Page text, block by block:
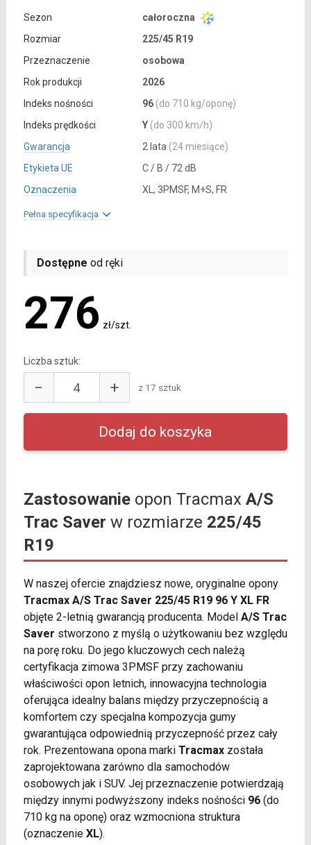
Sezon
całoroczna
Rozmiar
225/45 R19
Przeznaczenie
osobowa
Rok produkcji
2026
Indeks nośności
96 (do 710 kg/oponę)
Indeks prędkości
Y (do 300 km/h)
Gwarancja
2 lata (24 miesiące)
Etykieta UE
C / B / 72 dB
Oznaczenia
XL, 3PMSF, M+S, FR
Pełna specyfikacja
Dostępne od ręki
276 zł/szt.
Liczba sztuk:
− + z 17 sztuk
Zastosowanieopon Tracmax A/S
Trac Saver w rozmiarze 225/45
R19
W naszej ofercie znajdziesz nowe, oryginalne opony
Tracmax A/S Trac Saver 225/45 R19 96 Y XL FR
objęte 2-letnią gwarancją producenta. Model A/S Trac
Saver stworzono z myślą o użytkowaniu bez względu
na porę roku. Do jego kluczowych cech należą
certyfikacja zimowa 3PMSF przy zachowaniu
właściwości opon letnich, innowacyjna technologia
oferująca idealny balans między przyczepnością a
komfortem czy specjalna kompozycja gumy
gwarantująca odpowiednią przyczepność przez cały
rok. Prezentowana opona marki Tracmaxzostała
zaprojektowana zarówno dla samochodów
osobowych jak i SUV. Jej przeznaczenie potwierdzają
między innymi podwyższony indeks nośności 96(do
710 kg na oponę) oraz wzmocniona struktura
(oznaczenie XL).